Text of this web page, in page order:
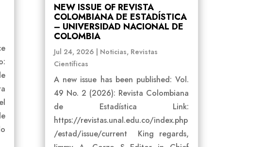
NEW ISSUE OF REVISTA
COLOMBIANA DE ESTADÍSTICA
– UNIVERSIDAD NACIONAL DE
COLOMBIA
Jul 24, 2026 | Noticias, Revistas
Científicas
A new issue has been published: Vol.
49 No. 2 (2026): Revista Colombiana
de Estadística Link:
https://revistas.unal.edu.co/index.php
/estad/issue/current King regards,